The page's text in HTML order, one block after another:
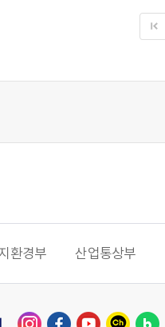
생태계 지원사업 소개를
심사원칙, 심사 프로그램
었다.다음 차 교육으로
환경부 산업통상부